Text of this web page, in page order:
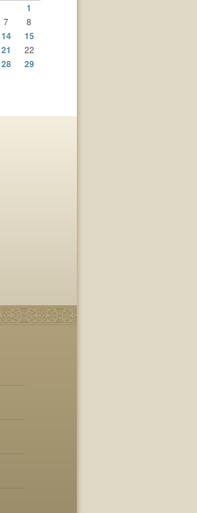
1
7 8
14 15
21 22
28 29